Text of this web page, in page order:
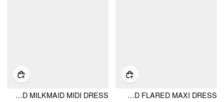
SCULPTURAL HALTER V-NECK DRAPED FLARED MAXI DRESS
COTTON-BLEND SCULPTURAL HALTER NECK DITSY FLORAL SHIRRED MILKMAID MIDI DRESS